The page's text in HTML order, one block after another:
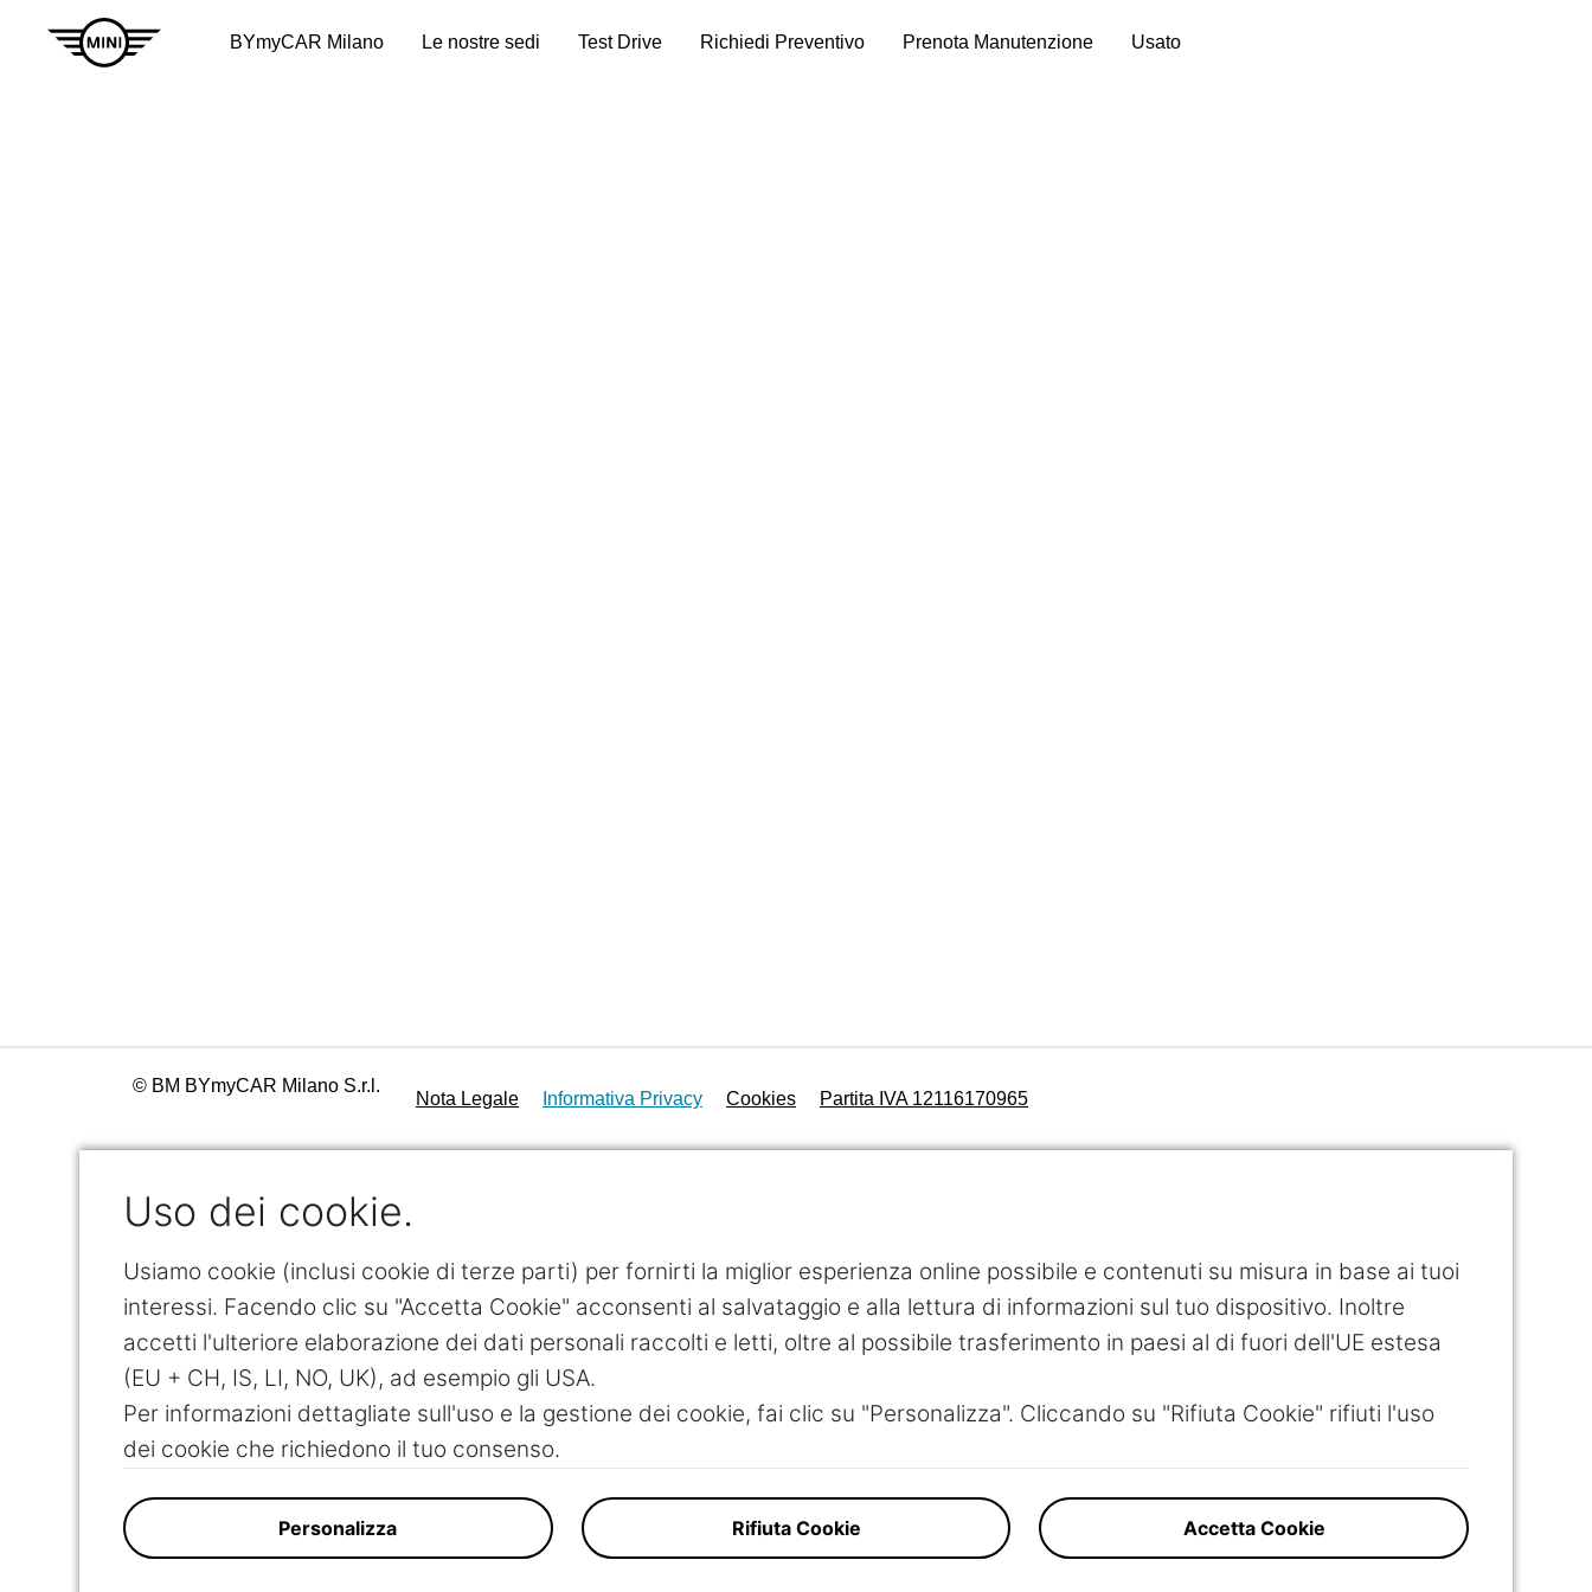
Uso dei cookie.
Usiamo cookie (inclusi cookie di terze parti) per fornirti la miglior esperienza online possibile e contenuti su misura in base ai tuoi
interessi. Facendo clic su "Accetta Cookie" acconsenti al salvataggio e alla lettura di informazioni sul tuo dispositivo. Inoltre
accetti l'ulteriore elaborazione dei dati personali raccolti e letti, oltre al possibile trasferimento in paesi al di fuori dell'UE estesa
(EU + CH, IS, LI, NO, UK), ad esempio gli USA.
Per informazioni dettagliate sull'uso e la gestione dei cookie, fai clic su "Personalizza". Cliccando su "Rifiuta Cookie" rifiuti l'uso
dei cookie che richiedono il tuo consenso.
Personalizza Rifiuta Cookie Accetta Cookie
BYmyCAR Milano Le nostre sedi Test Drive Richiedi Preventivo Prenota Manutenzione Usato
© BM BYmyCAR Milano S.r.l.
Nota Legale Informativa Privacy Cookies Partita IVA 12116170965